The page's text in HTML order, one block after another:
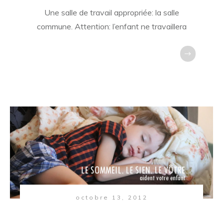
Une salle de travail appropriée: la salle
commune. Attention: l’enfant ne travaillera
octobre 13, 2012